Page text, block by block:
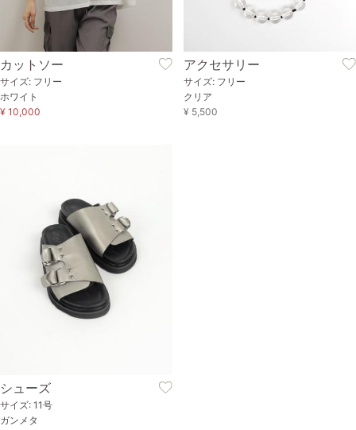
カットソー
サイズ: フリー
ホワイト
¥ 10,000
アクセサリー
サイズ: フリー
クリア
¥ 5,500
シューズ
サイズ: 11号
ガンメタ